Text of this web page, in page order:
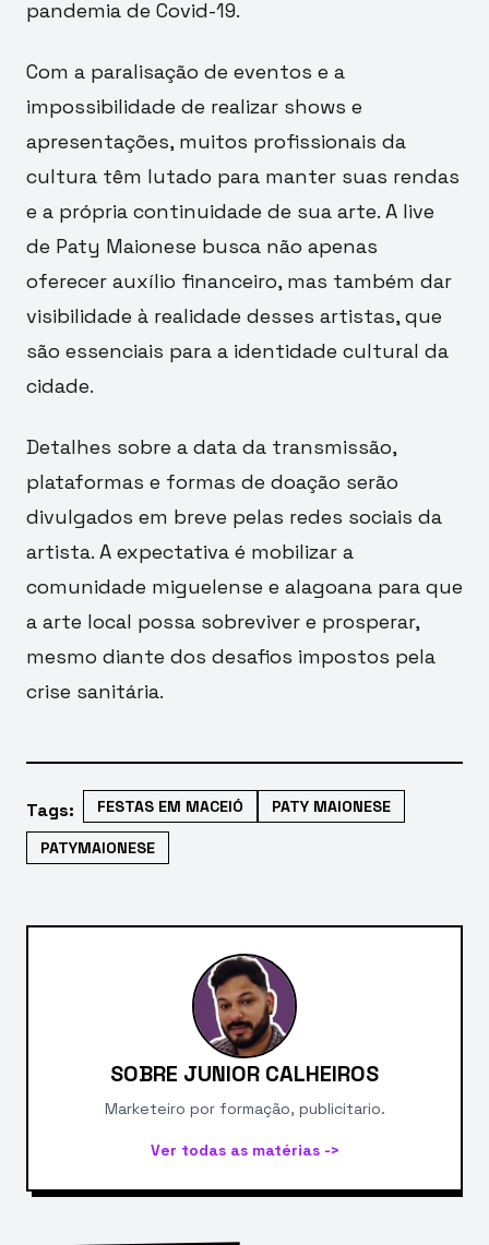
pandemia de Covid-19.
Com a paralisação de eventos e a
impossibilidade de realizar shows e
apresentações, muitos profissionais da
cultura têm lutado para manter suas rendas
e a própria continuidade de sua arte. A live
de Paty Maionese busca não apenas
oferecer auxílio financeiro, mas também dar
visibilidade à realidade desses artistas, que
são essenciais para a identidade cultural da
cidade.
Detalhes sobre a data da transmissão,
plataformas e formas de doação serão
divulgados em breve pelas redes sociais da
artista. A expectativa é mobilizar a
comunidade miguelense e alagoana para que
a arte local possa sobreviver e prosperar,
mesmo diante dos desafios impostos pela
crise sanitária.
Tags: FESTAS EM MACEIÓ PATY MAIONESE
PATYMAIONESE
SOBRE JUNIOR CALHEIROS
Marketeiro por formação, publicitario.
Ver todas as matérias ->